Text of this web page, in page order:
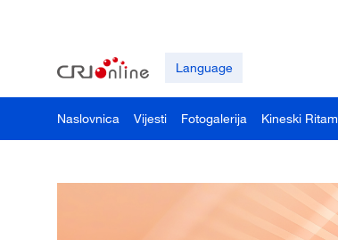
Language
Naslovnica Vijesti Fotogalerija Kineski Ritam